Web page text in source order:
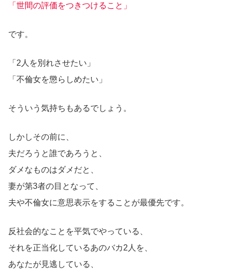
「世間の評価をつきつけること」
です。
「2人を別れさせたい」
「不倫女を懲らしめたい」
そういう気持ちもあるでしょう。
しかしその前に、
夫だろうと誰であろうと、
ダメなものはダメだと、
妻が第3者の目となって、
夫や不倫女に意思表示をすることが最優先です。
反社会的なことを平気でやっている、
それを正当化しているあのバカ2人を、
あなたが見逃している、